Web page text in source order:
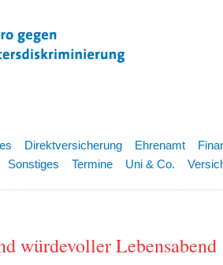
Direktversicherung Ehrenamt
Sonstiges Termine Uni & Co.
würdevoller Lebensabend